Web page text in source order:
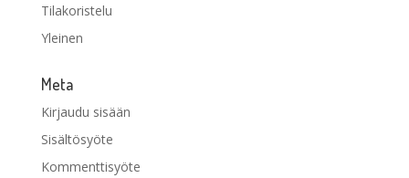
Tilakoristelu
Yleinen
Meta
Kirjaudu sisään
Sisältösyöte
Kommenttisyöte